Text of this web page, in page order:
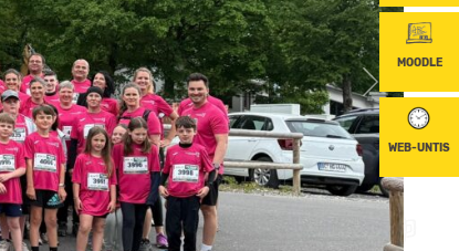
MOODLE
WEB-UNTIS